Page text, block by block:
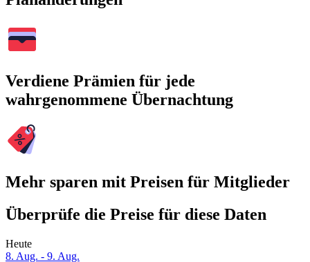
Verdiene Prämien für jede
wahrgenommene Übernachtung
Mehr sparen mit Preisen für Mitglieder
Überprüfe die Preise für diese Daten
Heute
8. Aug. - 9. Aug.